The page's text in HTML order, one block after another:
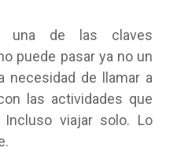
una de las claves
puede pasar ya no un
necesidad de llamar a
las actividades que
Incluso viajar solo. Lo